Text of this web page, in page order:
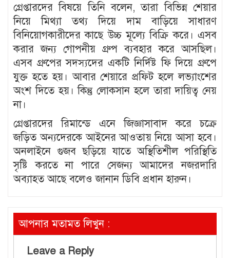
গ্রেপ্তারদের বিষয়ে তিনি বলেন, তারা বিভিন্ন শেয়ার
নিয়ে মিথ্যা তথ্য দিয়ে দাম বাড়িয়ে সাধারণ
বিনিয়োগকারীদের কাছে উচ্চ মূল্যে বিক্রি করে। এসব
করার জন্য গোপনীয় গ্রুপ ব্যবহার করে আসছিল।
এসব গ্রুপের সদস্যদের একটি নির্দিষ্ট ফি দিয়ে গ্রুপে
যুক্ত হতে হয়। আবার শেয়ারে প্রফিট হলে লভ্যাংশের
অংশ দিতে হয়। কিন্তু লোকসান হলে তারা দায়িত্ব নেয়
না।
গ্রেপ্তারদের রিমান্ডে এনে জিজ্ঞাসাবাদ করে চক্রে
জড়িত অন্যদেরকে আইনের আওতায় নিয়ে আসা হবে।
অনলাইনে গুজব ছড়িয়ে যাতে অস্থিতিশীল পরিস্থিতি
সৃষ্টি করতে না পারে সেজন্য আমাদের নজরদারি
অব্যাহত আছে বলেও জানান ডিবি প্রধান হারুন।
আপনার মতামত লিখুন :
Leave a Reply